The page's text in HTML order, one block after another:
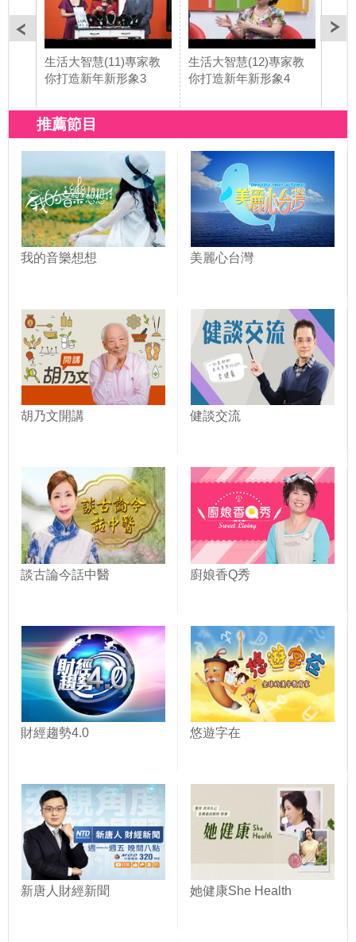
生活大智慧(11)專家教
你打造新年新形象3
生活大智慧(12)專家教
你打造新年新形象4
推薦節目
我的音樂想想 美麗心台灣
胡乃文開講 健談交流
談古論今話中醫 廚娘香Q秀
財經趨勢4.0 悠遊字在
新唐人財經新聞 她健康She Health